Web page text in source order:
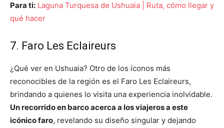
Para ti: Laguna Turquesa de Ushuaia | Ruta, cómo llegar y
qué hacer
7. Faro Les Eclaireurs
¿Qué ver en Ushuaia? Otro de los íconos más
reconocibles de la región es el Faro Les Eclaireurs,
brindando a quienes lo visita una experiencia inolvidable.
Un recorrido en barco acerca a los viajeros a este
icónico faro, revelando su diseño singular y dejando